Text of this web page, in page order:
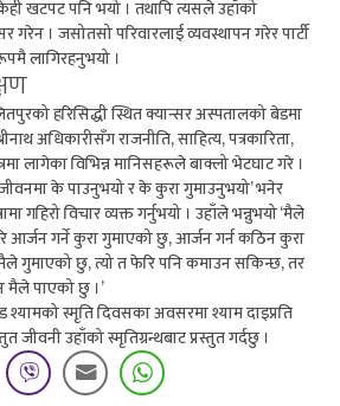
खटपट पनि भयो । तथापि त्यसले उहाँको
। जसोतसो परिवारलाई व्यवस्थापन गरेर पार्टी
लागिरहनुभयो ।
हरिसिद्धी स्थित क्यान्सर अस्पतालको बेडमा
अधिकारीसँग राजनीति, साहित्य, पत्रकारिता,
लागेका विभिन्न मानिसहरूले बाक्लो भेटघाट गरे ।
के पाउनुभयो र के कुरा गुमाउनुभयो’ भनेर
गहिरो विचार व्यक्त गर्नुभयो । उहाँले भन्नुभयो ‘मैले
गर्ने कुरा गुमाएको छु, आर्जन गर्न कठिन कुरा
गुमाएको छु, त्यो त फेरि पनि कमाउन सकिन्छ, तर
मैले पाएको छु ।’
स्मृति दिवसका अवसरमा श्याम दाइप्रति
जीवनी उहाँको स्मृतिग्रन्थबाट प्रस्तुत गर्दछु ।